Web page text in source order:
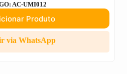
AC-UMI012
Produto
via WhatsApp